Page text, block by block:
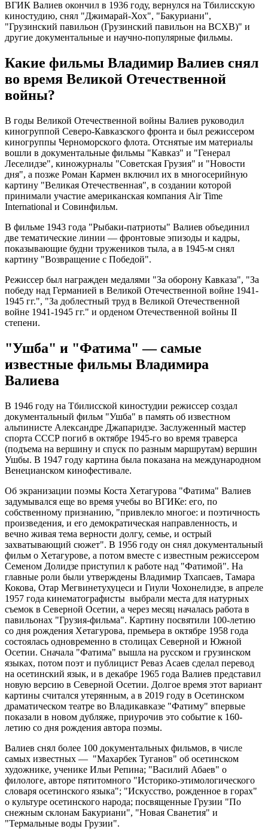
ВГИК Валиев окончил в 1936 году, вернулся на Тбилисскую
киностудию, снял "Джимарай-Хох", "Бакуриани",
"Грузинский павильон (Грузинский павильон на ВСХВ)" и
другие документальные и научно-популярные фильмы.
Какие фильмы Владимир Валиев снял
во время Великой Отечественной
войны?
В годы Великой Отечественной войны Валиев руководил
киногруппой Северо-Кавказского фронта и был режиссером
киногруппы Черноморского флота. Отснятые им материалы
вошли в документальные фильмы "Кавказ" и "Генерал
Леселидзе", киножурналы "Советская Грузия" и "Новости
дня", а позже Роман Кармен включил их в многосерийную
картину "Великая Отечественная", в создании которой
принимали участие американская компания Air Time
International и Совинфильм.
В фильме 1943 года "Рыбаки-патриоты" Валиев объединил
две тематические линии — фронтовые эпизоды и кадры,
показывающие будни тружеников тыла, а в 1945-м снял
картину "Возвращение с Победой".
Режиссер был награжден медалями "За оборону Кавказа", "За
победу над Германией в Великой Отечественной войне 1941-
1945 гг.", "За доблестный труд в Великой Отечественной
войне 1941-1945 гг." и орденом Отечественной войны II
степени.
"Ушба" и "Фатима" — самые
известные фильмы Владимира
Валиева
В 1946 году на Тбилисской киностудии режиссер создал
документальный фильм "Ушба" в память об известном
альпинисте Александре Джапаридзе. Заслуженный мастер
спорта СССР погиб в октябре 1945-го во время траверса
(подъема на вершину и спуск по разным маршрутам) вершин
Ушбы. В 1947 году картина была показана на международном
Венецианском кинофестивале.
Об экранизации поэмы Коста Хетагурова "Фатима" Валиев
задумывался еще во время учебы во ВГИКе: его, по
собственному признанию, "привлекло многое: и поэтичность
произведения, и его демократическая направленность, и
вечно живая тема верности долгу, семье, и острый
захватывающий сюжет". В 1956 году он снял документальный
фильм о Хетагурове, а потом вместе с известным режиссером
Семеном Долидзе приступил к работе над "Фатимой". На
главные роли были утверждены Владимир Тхапсаев, Тамара
Кокова, Отар Мегвинетухуцеси и Гиули Чохонелидзе, в апреле
1957 года кинематографисты выбрали места для натурных
съемок в Северной Осетии, а через месяц началась работа в
павильонах "Грузия-фильма". Картину посвятили 100-летию
со дня рождения Хетагурова, премьера в октябре 1958 года
состоялась одновременно в столицах Северной и Южной
Осетии. Сначала "Фатима" вышла на русском и грузинском
языках, потом поэт и публицист Реваз Асаев сделал перевод
на осетинский язык, и в декабре 1965 года Валиев представил
новую версию в Северной Осетии. Долгое время этот вариант
картины считался утерянным, а в 2019 году в Осетинском
драматическом театре во Владикавказе "Фатиму" впервые
показали в новом дубляже, приурочив это событие к 160-
летию со дня рождения автора поэмы.
Валиев снял более 100 документальных фильмов, в числе
самых известных — "Махарбек Туганов" об осетинском
художнике, ученике Ильи Репина; "Василий Абаев" о
филологе, авторе пятитомного "Историко-этимологического
словаря осетинского языка"; "Искусство, рожденное в горах"
о культуре осетинского народа; посвященные Грузии "По
снежным склонам Бакуриани", "Новая Сванетия" и
"Термальные воды Грузии".